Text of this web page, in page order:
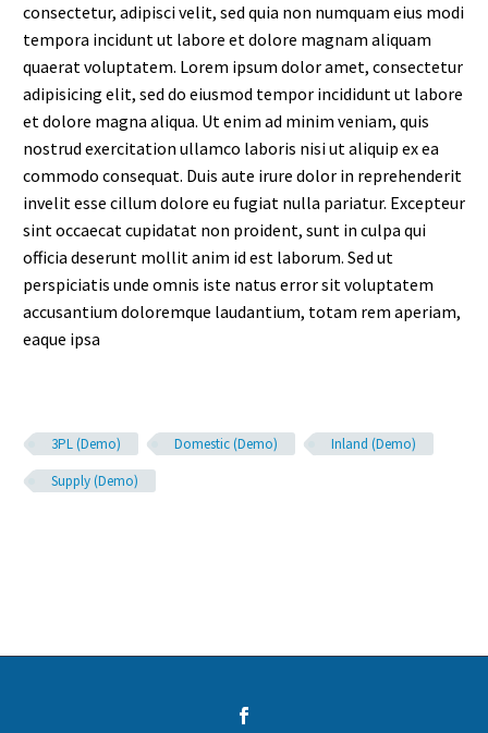
consectetur, adipisci velit, sed quia non numquam eius modi
tempora incidunt ut labore et dolore magnam aliquam
quaerat voluptatem. Lorem ipsum dolor amet, consectetur
adipisicing elit, sed do eiusmod tempor incididunt ut labore
et dolore magna aliqua. Ut enim ad minim veniam, quis
nostrud exercitation ullamco laboris nisi ut aliquip ex ea
commodo consequat. Duis aute irure dolor in reprehenderit
invelit esse cillum dolore eu fugiat nulla pariatur. Excepteur
sint occaecat cupidatat non proident, sunt in culpa qui
officia deserunt mollit anim id est laborum. Sed ut
perspiciatis unde omnis iste natus error sit voluptatem
accusantium doloremque laudantium, totam rem aperiam,
eaque ipsa
3PL (Demo) Domestic (Demo)
Inland (Demo)
Supply (Demo)